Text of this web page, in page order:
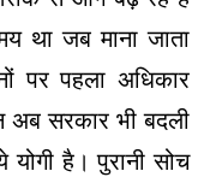
था जब माना जाता
पर पहला अधिकार
अब सरकार भी बदली
है। पुरानी सोच